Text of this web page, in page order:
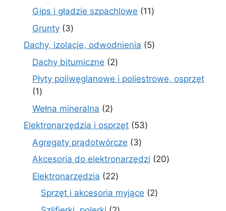
produktów
Gips i gładzie szpachlowe 1111
Grunty 33
produkty
Dachy, izolacje, odwodnienia 55
Dachy bitumiczne 22
produkty
Płyty poliwęglanowe i poliestrowe, osprzęt
11
produkt
Wełna mineralna 22
produkty
Elektronarzędzia i osprzęt 5353
Agregaty prądotwórcze 33
produkty
Akcesoria do elektronarzędzi 2020
Elektronarzędzia 2222
produkty
Sprzęt i akcesoria myjące 22